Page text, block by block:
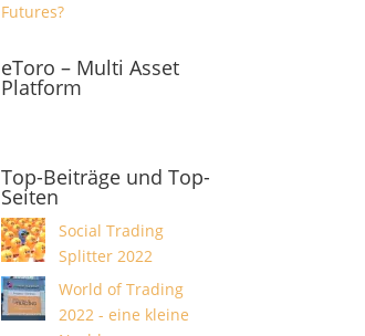
Futures?
eToro – Multi Asset
Platform
Top-Beiträge und Top-
Seiten
Social Trading
Splitter 2022
World of Trading
2022 - eine kleine